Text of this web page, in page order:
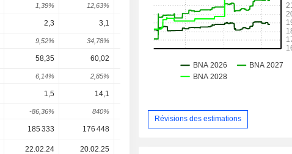
1,39% 12,63% 16,21% 13,27% 9,79%
2,3 3,1 3,2 3,995 4,674
9,52% 34,78% 3,23% 24,85% 16,99%
58,35 60,02
6,14% 2,85% -1,03%
1,5 14,1
-86,36% 840% 9,22% 22,32%
185 333 176 448 161 513 157 067 157 067
22.02.24 20.02.25
Révisions des estimations